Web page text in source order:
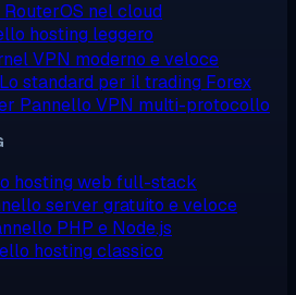
RouterOS nel cloud
hosting leggero
VPN moderno e veloce
Lo standard per il trading Forex
Pannello VPN multi-protocollo
hosting web full-stack
server gratuito e veloce
PHP e Node.js
hosting classico